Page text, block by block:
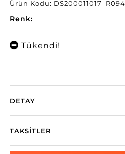
Ürün Kodu: DS200011017_R094
Renk:
Tükendi!
DETAY
TAKSITLER